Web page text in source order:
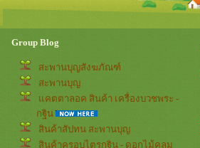
Group Blog
สะพานบุญสังฆภัณฑ์
สะพานบุญ
คตตาลอค สินค้า เครื่องบวชพระ -
กฐิน
สินค้าสัปทน สะพานบุญ
สินค้าครอบไตรกฐิน - ดอกไม้คลุม